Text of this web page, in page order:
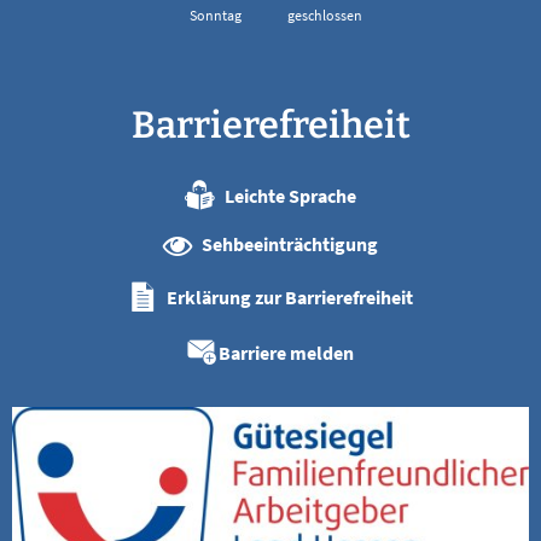
Sonntag
geschlossen
Barrierefreiheit
Leichte Sprache
Sehbeeinträchtigung
Erklärung zur Barrierefreiheit
Barriere melden